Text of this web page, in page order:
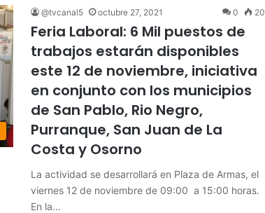
@tvcanal5 octubre 27, 2021 0 20
Feria Laboral: 6 Mil puestos de
trabajos estarán disponibles
este 12 de noviembre, iniciativa
en conjunto con los municipios
de San Pablo, Rio Negro,
Purranque, San Juan de La
Costa y Osorno
La actividad se desarrollará en Plaza de Armas, el
viernes 12 de noviembre de 09:00 a 15:00 horas.
En la…